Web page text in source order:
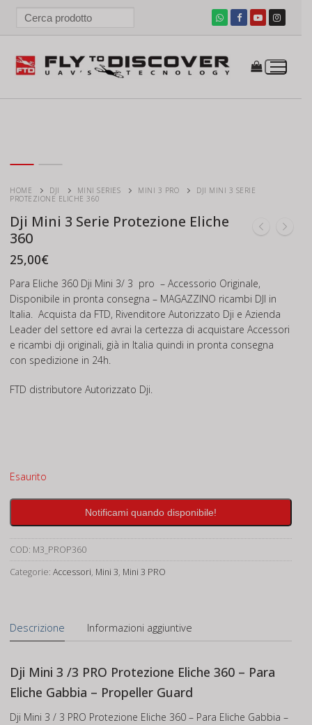
contenuto
HOME DJI MINI SERIES MINI 3 PRO
DJI MINI 3 SERIE
PROTEZIONE ELICHE 360
Dji Mini 3 Serie Protezione Eliche
360
25,00€
Para Eliche 360 Dji Mini 3/ 3 pro – Accessorio Originale,
Disponibile in pronta consegna – MAGAZZINO ricambi DJI in
Italia. Acquista da FTD, Rivenditore Autorizzato Dji e Azienda
Leader del settore ed avrai la certezza di acquistare Accessori
e ricambi dji originali, già in Italia quindi in pronta consegna
con spedizione in 24h.
FTD distributore Autorizzato Dji.
Esaurito
Notificami quando disponibile!
COD: M3_PROP360
Categorie: Accessori, Mini 3, Mini 3 PRO
Descrizione Informazioni aggiuntive
Dji Mini 3 /3 PRO Protezione Eliche 360 – Para
Eliche Gabbia – Propeller Guard
Dji Mini 3 / 3 PRO Protezione Eliche 360 – Para Eliche Gabbia –